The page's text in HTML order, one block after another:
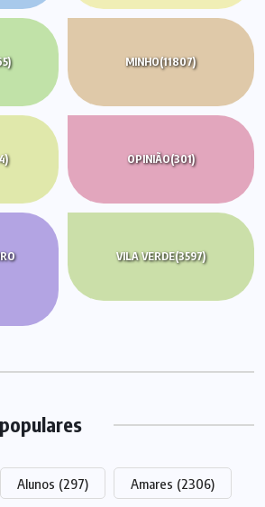
MINHO(11807)
OPINIÃO(301)
VILA VERDE(3597)
Alunos (297) Amares (2306)